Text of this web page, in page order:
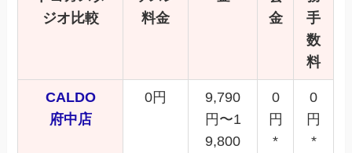
ジオ比較
料金
金
手
数
料
CALDO
府中店
0円
9,790
円〜1
9,800
0
円
*
0
円
*